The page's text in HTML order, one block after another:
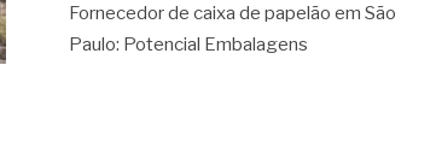
Fornecedor de caixa de papelão em São
Paulo: Potencial Embalagens